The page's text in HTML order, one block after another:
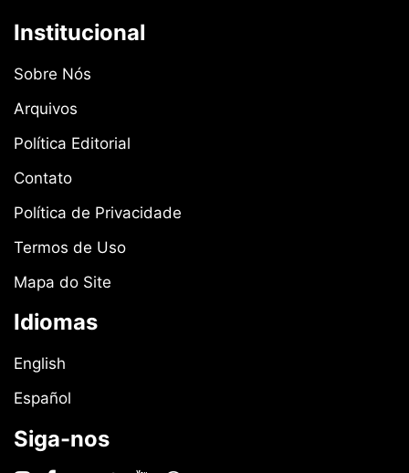
Institucional
Sobre Nós
Arquivos
Política Editorial
Contato
Política de Privacidade
Termos de Uso
Mapa do Site
Idiomas
English
Español
Siga-nos